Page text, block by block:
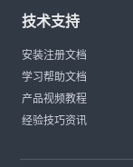
技术支持
安装注册文档
学习帮助文档
产品视频教程
经验技巧资讯